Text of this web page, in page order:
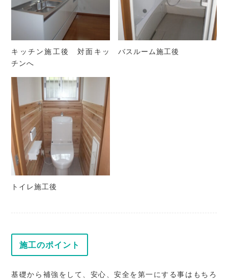
キッチン施工後 対面キッ
チンへ
バスルーム施工後
トイレ施工後
施工のポイント
基礎から補強をして、安心、安全を第一にする事はもちろ